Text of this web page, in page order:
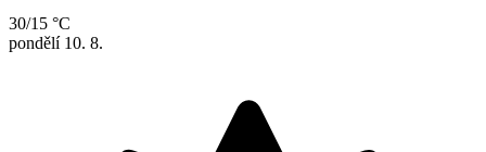
30/15 °C
pondělí 10. 8.